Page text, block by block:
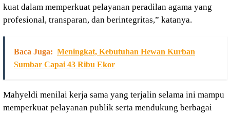
kuat dalam memperkuat pelayanan peradilan agama yang
profesional, transparan, dan berintegritas,” katanya.
Baca Juga: Meningkat, Kebutuhan Hewan Kurban
Sumbar Capai 43 Ribu Ekor
Mahyeldi menilai kerja sama yang terjalin selama ini mampu
memperkuat pelayanan publik serta mendukung berbagai